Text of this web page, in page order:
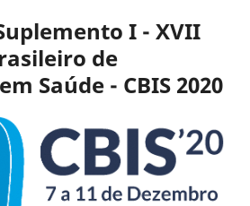
I - XVII
de
Saúde - CBIS 2020